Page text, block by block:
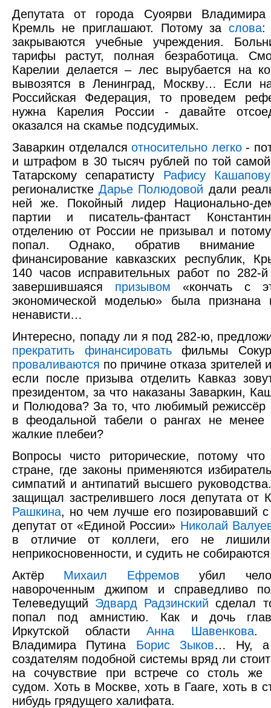
Депутата от города Суоярви
Кремль не приглашают. Потому заслова:
закрываются учебные учреждения.
тарифы растут, полная безработица.
Карелии делается – лес вырубается на
вывозятся в Ленинград, Москву… Если
Российская Федерация, то проведем
нужна Карелия России - давайте
оказался на скамье подсудимых.
Заваркин отделался относительно легко-
и штрафом в 30 тысяч рублей по той самой
Татарскому сепаратисту Рафису Кашапову
регионалисткеДарье Полюдовой дали
ней же. Покойный лидер Национально-
партии и писатель-фантаст
отделению от России не призывал и
попал. Однако, обратив
финансирование кавказских республик,
140 часов исправительных работ по 282-й
завершившаяся призывом «кончать с
экономической моделью» была признана
ненависти…
Интересно, попаду ли я под 282-ю,
прекратить финансироватьфильмы
проваливаются по причине отказа зрителей
если после призыва отделить Кавказ
президентом, за что наказаны Заваркин,
и Полюдова? За то, что любимый режиссёр
в феодальной табели о рангах не
жалкие плебеи?
Вопросы чисто риторические, потому
стране, где законы применяются
симпатий и антипатий высшего
защищал застрелившего лося депутата
Рашкина, но чем лучше его позировавший
депутат от «Единой России» Николай
в отличие от коллеги, его не лишили
неприкосновенности, и судить не
Актёр Михаил Ефремов убил
навороченным джипом и справедливо
Телеведущий Эдвард Радзинский сделал
попал под амнистию. Как и дочь
Иркутской областиАнна Шавенкова.
Владимира Путина Борис Зыков… Ну, а
создателям подобной системы вряд ли
на сочувствие при встрече со столь же
судом. Хоть в Москве, хоть в Гааге, хоть в
нибудь грядущего халифата.